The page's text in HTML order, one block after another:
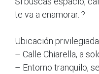
te va a enamorar. ?
Ubicación
– Calle Chiarella, a
– Entorno tranquilo,